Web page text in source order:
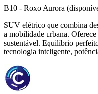
B10 - Roxo Aurora
SUV elétrico que combina
a mobilidade urbana.
sustentável. Equilíbrio
tecnologia inteligente,